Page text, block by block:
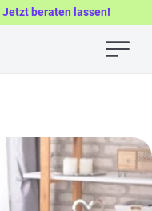
Jetzt beraten lassen!